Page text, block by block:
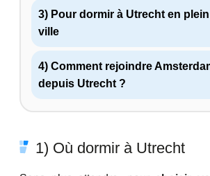
3) Pour dormir à Utrecht en
ville
4) Comment rejoindre
depuis Utrecht ?
1) Où dormir à Utrecht